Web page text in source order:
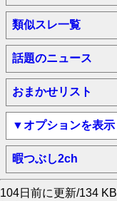
類似スレ一覧
話題のニュース
おまかせリスト
▼オプションを表示
暇つぶし2ch
104日前に更新/134 KB